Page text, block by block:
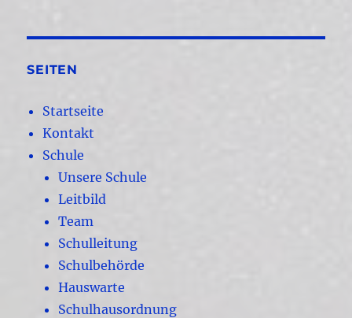
SEITEN
Startseite
Kontakt
Schule
Unsere Schule
Leitbild
Team
Schulleitung
Schulbehörde
Hauswarte
Schulhausordnung